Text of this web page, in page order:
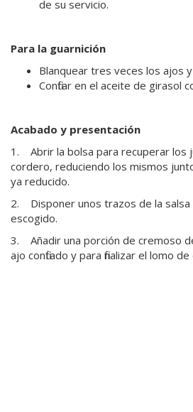
de su servicio.
Para la guarnición
Blanquear tres veces los ajos
Confitar en el aceite de girasol
Acabado y presentación
1. Abrir la bolsa para recuperar los
cordero, reduciendo los mismos
ya reducido.
2. Disponer unos trazos de la
escogido.
3. Añadir una porción de cremoso
ajo confitado y para finalizar el lomo